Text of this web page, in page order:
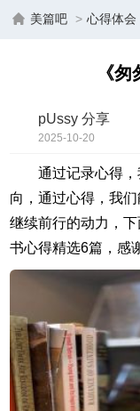
美篇吧 > 心得体会
《
pUssy 分享
2025-10-20
通过记录心得
向，通过心得，我
继续前行的动力，
书心得精选6篇，感